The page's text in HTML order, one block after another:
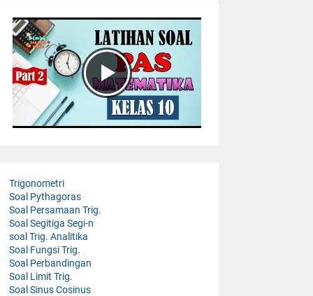
Trigonometri
Soal Pythagoras
Soal Persamaan Trig.
Soal Segitiga Segi-n
soal Trig. Analitika
Soal Fungsi Trig.
Soal Perbandingan
Soal Limit Trig.
Soal Sinus Cosinus